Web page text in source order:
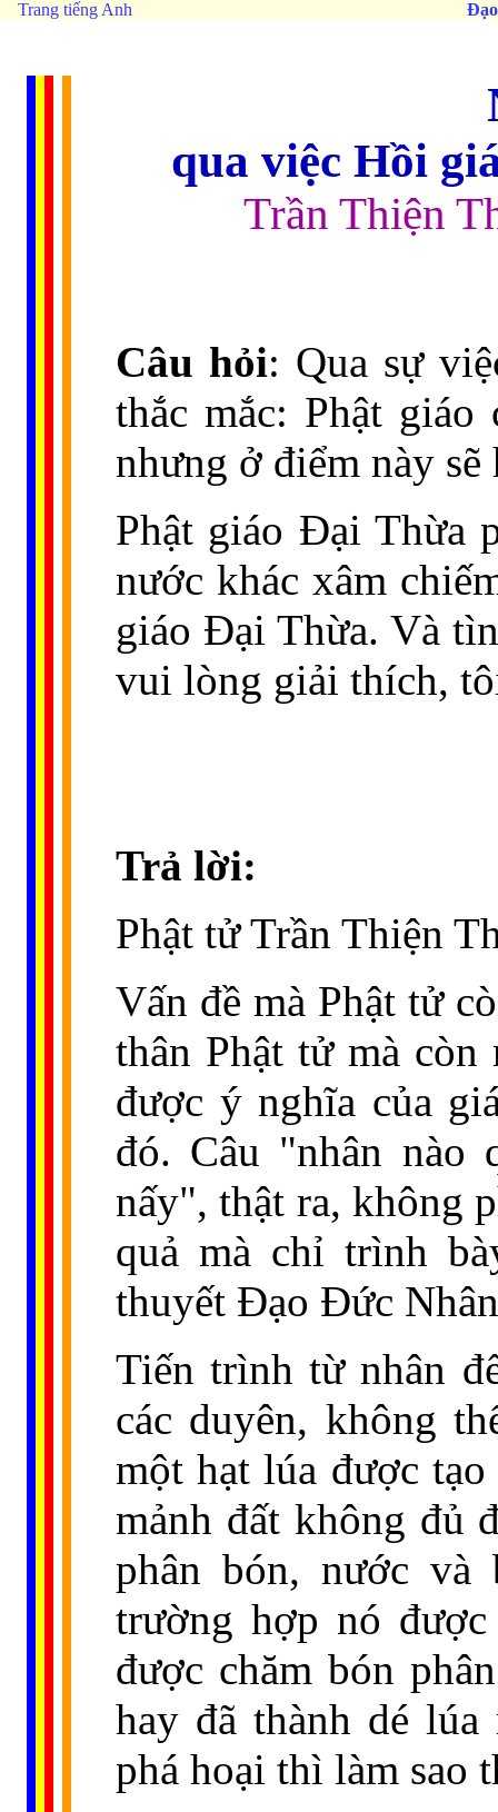
Trang tiếng Anh
qua việc Hồi
Trần Thiện
Câu hỏi: Qua sự
thắc mắc: Phật
nhưng ở điểm này
Phật giáo Đại Thừa
nước khác xâm
giáo Đại Thừa. Và
vui lòng giải thích,
Trả lời:
Phật tử Trần Thiện
Vấn đề mà Phật tử
thân Phật tử mà
được ý nghĩa của
đó. Câu "nhân nào
nấy", thật ra, không
quả mà chỉ trình
thuyết Đạo Đức
Tiến trình từ nhân
các duyên, không
một hạt lúa được
mảnh đất không đủ
phân bón, nước và
trường hợp nó
được chăm bón
hay đã thành dé
phá hoại thì làm sao